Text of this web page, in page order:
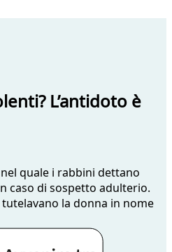
L’antidoto è
quale i rabbini dettano
caso di sospetto adulterio.
la donna in nome